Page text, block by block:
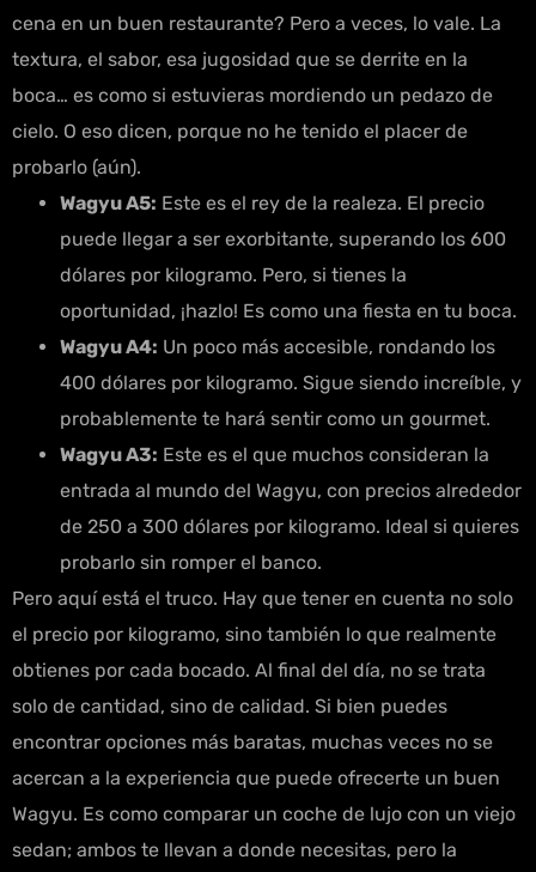
cena en un buen restaurante? Pero a veces, lo vale. La
textura, el sabor, esa jugosidad que se derrite en la
boca… es como si estuvieras mordiendo un pedazo de
cielo. O eso dicen, porque no he tenido el placer de
probarlo (aún).
Wagyu A5: Este es el rey de la realeza. El precio
puede llegar a ser exorbitante, superando los 600
dólares por kilogramo. Pero, si tienes la
oportunidad, ¡hazlo! Es como una fiesta en tu boca.
Wagyu A4: Un poco más accesible, rondando los
400 dólares por kilogramo. Sigue siendo increíble, y
probablemente te hará sentir como un gourmet.
Wagyu A3: Este es el que muchos consideran la
entrada al mundo del Wagyu, con precios alrededor
de 250 a 300 dólares por kilogramo. Ideal si quieres
probarlo sin romper el banco.
Pero aquí está el truco. Hay que tener en cuenta no solo
el precio por kilogramo, sino también lo que realmente
obtienes por cada bocado. Al final del día, no se trata
solo de cantidad, sino de calidad. Si bien puedes
encontrar opciones más baratas, muchas veces no se
acercan a la experiencia que puede ofrecerte un buen
Wagyu. Es como comparar un coche de lujo con un viejo
sedan; ambos te llevan a donde necesitas, pero la